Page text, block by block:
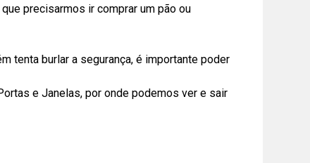
precisarmos ir comprar um pão ou
tenta burlar a segurança, é importante poder
e Janelas, por onde podemos ver e sair